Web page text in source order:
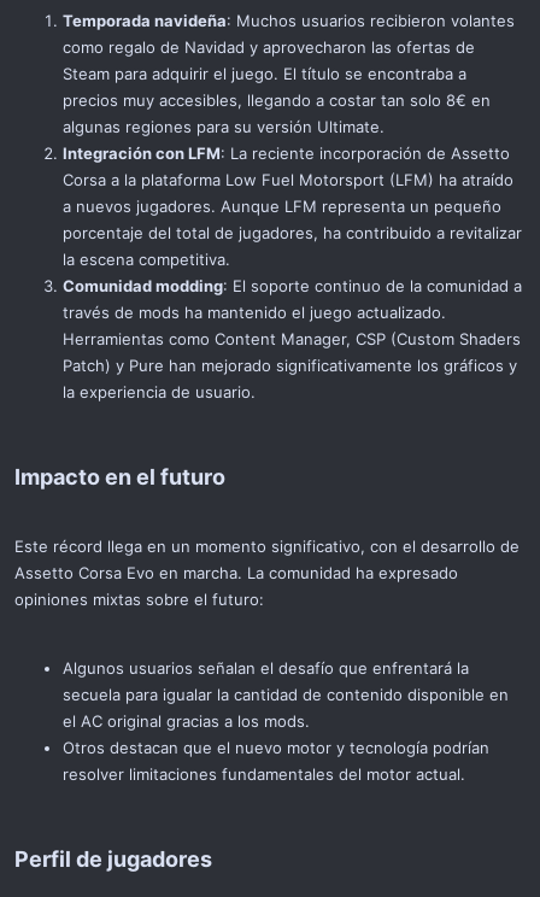
Temporada navideña: Muchos usuarios recibieron volantes
como regalo de Navidad y aprovecharon las ofertas de
Steam para adquirir el juego. El título se encontraba a
precios muy accesibles, llegando a costar tan solo 8€ en
algunas regiones para su versión Ultimate.
Integración con LFM: La reciente incorporación de Assetto
Corsa a la plataforma Low Fuel Motorsport (LFM) ha atraído
a nuevos jugadores. Aunque LFM representa un pequeño
porcentaje del total de jugadores, ha contribuido a revitalizar
la escena competitiva.
Comunidad modding: El soporte continuo de la comunidad a
través de mods ha mantenido el juego actualizado.
Herramientas como Content Manager, CSP (Custom Shaders
Patch) y Pure han mejorado significativamente los gráficos y
la experiencia de usuario.
Impacto en el futuro​
Este récord llega en un momento significativo, con el desarrollo de
Assetto Corsa Evo en marcha. La comunidad ha expresado
opiniones mixtas sobre el futuro:
Algunos usuarios señalan el desafío que enfrentará la
secuela para igualar la cantidad de contenido disponible en
el AC original gracias a los mods.
Otros destacan que el nuevo motor y tecnología podrían
resolver limitaciones fundamentales del motor actual.
Perfil de jugadores​